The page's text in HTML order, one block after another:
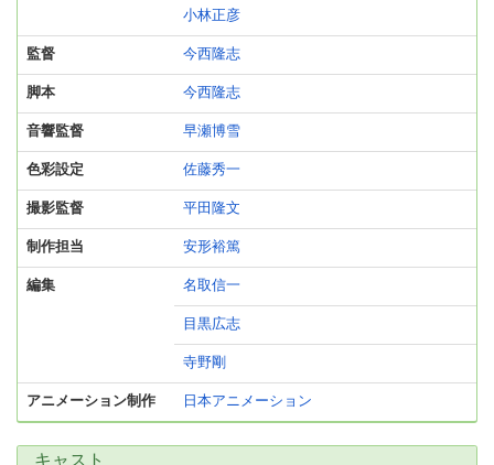
小林正彦
監督 今西隆志
脚本 今西隆志
音響監督 早瀬博雪
色彩設定 佐藤秀一
撮影監督 平田隆文
制作担当 安形裕篤
編集 名取信一
目黒広志
寺野剛
アニメーション制作 日本アニメーション
キャスト